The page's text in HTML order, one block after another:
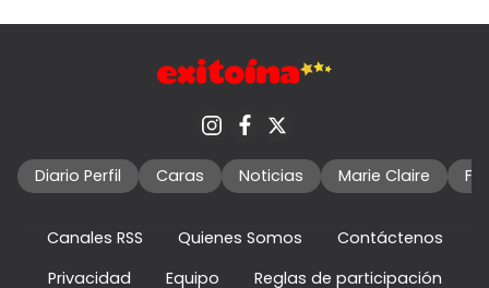
Diario Perfil Caras Noticias Marie Claire
Canales RSS Quienes Somos
Contáctenos
Privacidad
Equipo Reglas de participación